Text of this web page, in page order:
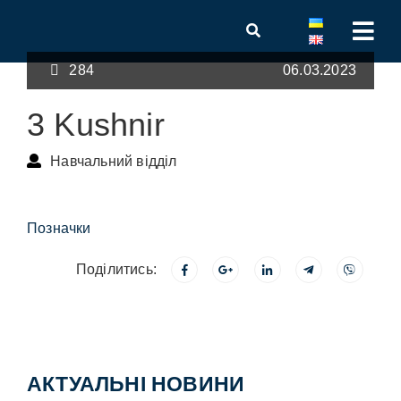
284 06.03.2023
3 Kushnir
Навчальний відділ
Позначки
Поділитись:
АКТУАЛЬНІ НОВИНИ